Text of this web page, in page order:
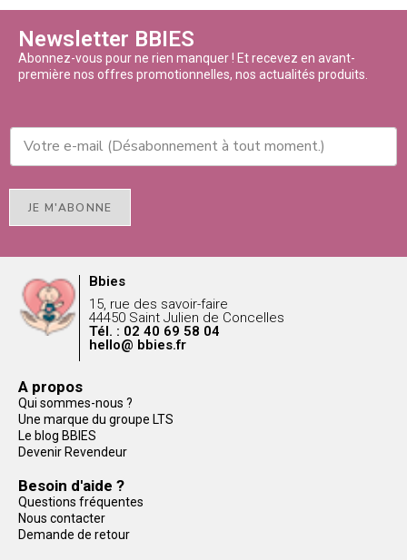
Newsletter BBIES
Abonnez-vous pour ne rien manquer ! Et recevez en avant-
première nos offres promotionnelles, nos actualités produits.
JE M'ABONNE
Bbies
15, rue des savoir-faire
44450 Saint Julien de Concelles
Tél. : 02 40 69 58 04
hello@ bbies.fr
A propos
Qui sommes-nous ?
Une marque du groupe LTS
Le blog BBIES
Devenir Revendeur
Besoin d'aide ?
Questions fréquentes
Nous contacter
Demande de retour